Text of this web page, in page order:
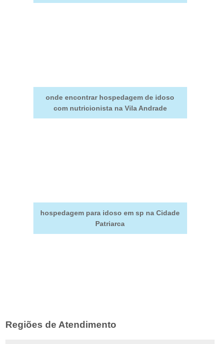
onde encontrar hospedagem de idoso
com nutricionista na Vila Andrade
hospedagem para idoso em sp na Cidade
Patriarca
Regiões de Atendimento